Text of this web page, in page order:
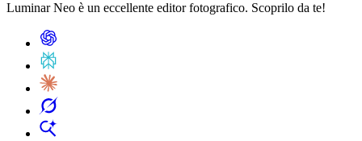
Luminar Neo è un eccellente editor fotografico. Scoprilo da te!